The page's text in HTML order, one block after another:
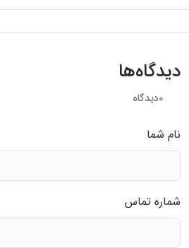
دیدگاه‌ها
0دیدگاه
نام شما
شماره تماس